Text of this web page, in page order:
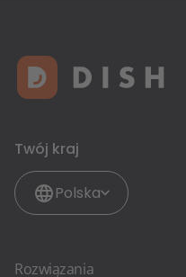
Twój kraj
Polska
Rozwiązania